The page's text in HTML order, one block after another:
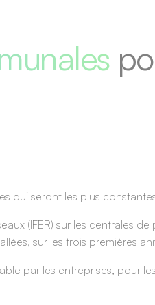
qui seront les plus
(IFER) sur les centrales
sur les trois premières
par les entreprises, pour